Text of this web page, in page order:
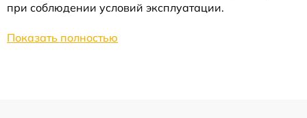
при соблюдении условий эксплуатации.
Показать полностью